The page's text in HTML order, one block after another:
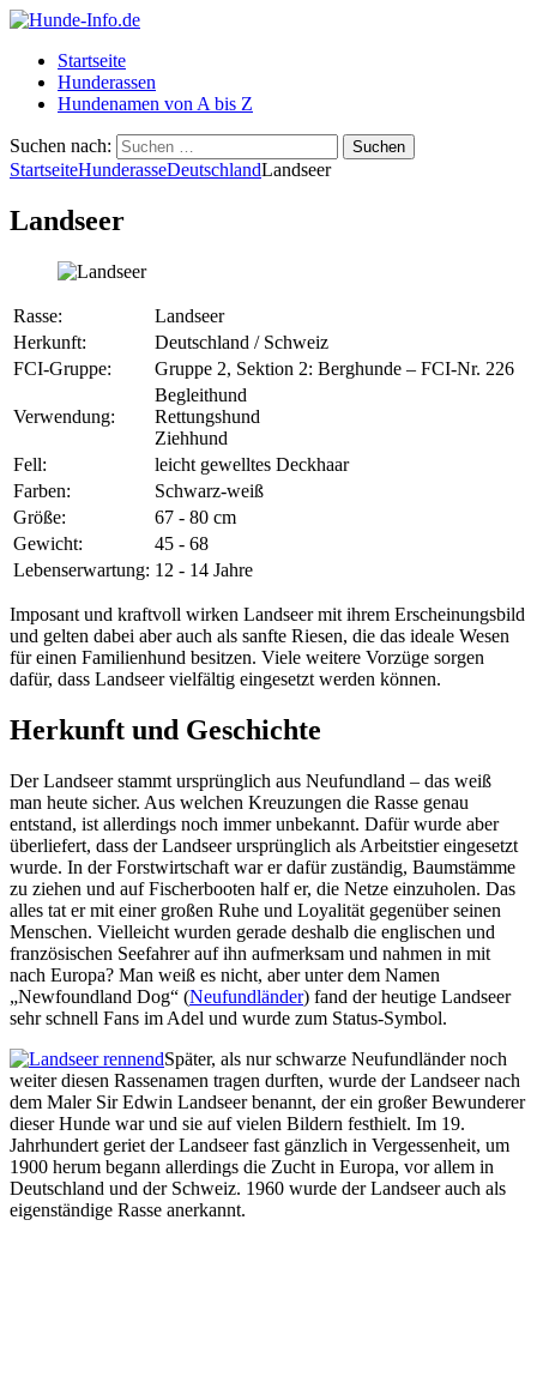
Startseite
Hunderassen
Hundenamen von A bis Z
Suchen nach:
StartseiteHunderasseDeutschlandLandseer
Landseer
Rasse:
Landseer
Herkunft:
Deutschland / Schweiz
FCI-Gruppe:
Gruppe 2, Sektion 2: Berghunde – FCI-Nr. 226
Verwendung:
Begleithund
Rettungshund
Ziehhund
Fell:
leicht gewelltes Deckhaar
Farben:
Schwarz-weiß
Größe:
67 - 80 cm
Gewicht:
45 - 68
Lebenserwartung: 12 - 14 Jahre
Imposant und kraftvoll wirken Landseer mit ihrem Erscheinungsbild
und gelten dabei aber auch als sanfte Riesen, die das ideale Wesen
für einen Familienhund besitzen. Viele weitere Vorzüge sorgen
dafür, dass Landseer vielfältig eingesetzt werden können.
Herkunft und Geschichte
Der Landseer stammt ursprünglich aus Neufundland – das weiß
man heute sicher. Aus welchen Kreuzungen die Rasse genau
entstand, ist allerdings noch immer unbekannt. Dafür wurde aber
überliefert, dass der Landseer ursprünglich als Arbeitstier eingesetzt
wurde. In der Forstwirtschaft war er dafür zuständig, Baumstämme
zu ziehen und auf Fischerbooten half er, die Netze einzuholen. Das
alles tat er mit einer großen Ruhe und Loyalität gegenüber seinen
Menschen. Vielleicht wurden gerade deshalb die englischen und
französischen Seefahrer auf ihn aufmerksam und nahmen in mit
nach Europa? Man weiß es nicht, aber unter dem Namen
„Newfoundland Dog“ (Neufundländer) fand der heutige Landseer
sehr schnell Fans im Adel und wurde zum Status-Symbol.
Später, als nur schwarze Neufundländer noch
weiter diesen Rassenamen tragen durften, wurde der Landseer nach
dem Maler Sir Edwin Landseer benannt, der ein großer Bewunderer
dieser Hunde war und sie auf vielen Bildern festhielt. Im 19.
Jahrhundert geriet der Landseer fast gänzlich in Vergessenheit, um
1900 herum begann allerdings die Zucht in Europa, vor allem in
Deutschland und der Schweiz. 1960 wurde der Landseer auch als
eigenständige Rasse anerkannt.